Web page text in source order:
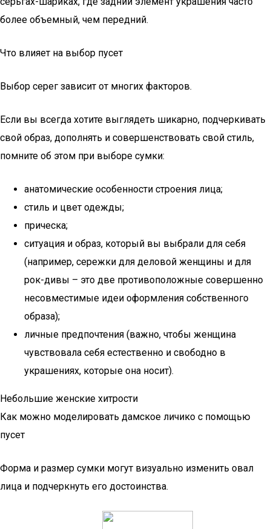
более объемный, чем передний.
Что влияет на выбор пусет
Выбор серег зависит от многих факторов.
Если вы всегда хотите выглядеть шикарно, подчеркивать
свой образ, дополнять и совершенствовать свой стиль,
помните об этом при выборе сумки:
анатомические особенности строения лица;
стиль и цвет одежды;
прическа;
ситуация и образ, который вы выбрали для себя
(например, сережки для деловой женщины и для
рок-дивы – это две противоположные совершенно
несовместимые идеи оформления собственного
образа);
личные предпочтения (важно, чтобы женщина
чувствовала себя естественно и свободно в
украшениях, которые она носит).
Небольшие женские хитрости
Как можно моделировать дамское личико с помощью
пусет
Форма и размер сумки могут визуально изменить овал
лица и подчеркнуть его достоинства.